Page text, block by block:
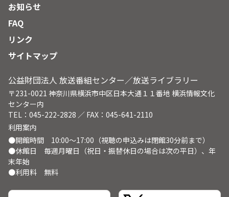
お知らせ
FAQ
リンク
サイトマップ
公益財団法人 放送番組センター／放送ライブラリー
〒231-0021 神奈川県横浜市中区日本大通１１番地 横浜情報文化
センター内
TEL：045-222-2828 ／ FAX：045-641-2110
利用案内
●開館時間 10:00～17:00（視聴の申込みは閉館30分前まで）
●休館日 毎週月曜日（祝日・振替休日の場合は次の平日）、年
末年始
●利用料 無料